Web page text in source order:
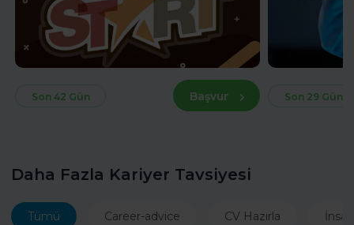
Son 42 Gün Başvur Son 29 Gün
Daha Fazla Kariyer Tavsiyesi
Tümü Career-advice CV Hazırla